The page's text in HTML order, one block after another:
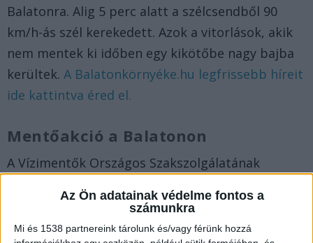
Az Ön adatainak védelme fontos a
számunkra
Mi és 1538 partnereink tárolunk és/vagy férünk hozzá
Balatonra. Alig 5 perc alatt a szélcsendből 90
km/h-ás szél kerekedett. Azok a vitorlások, akik
nem mentek ki időben egy kikötőbe nagy bajba
kerültek. A Balatonkörnyéke.hu legfrissebb híreit
ide kattintva éred el.
Mentőakció a Balatonon
A Vízimentők Országos Szakszolgálatának
néhány videó arról, hogyan mentettek ki négy
embert a tajtékzó hullámokon dobálózó